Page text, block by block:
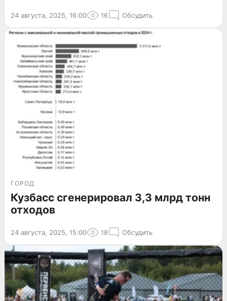
24 августа, 2025, 16:00 16 Обсудить
ГОРОД
Кузбасс сгенерировал 3,3 млрд тонн
отходов
24 августа, 2025, 15:00 18 Обсудить